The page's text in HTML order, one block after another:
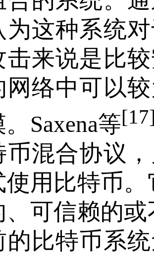
为这种系统
击来说是比
网络中可以
Saxena等
币混合协议
使用比特币
、可信赖的
的比特币系